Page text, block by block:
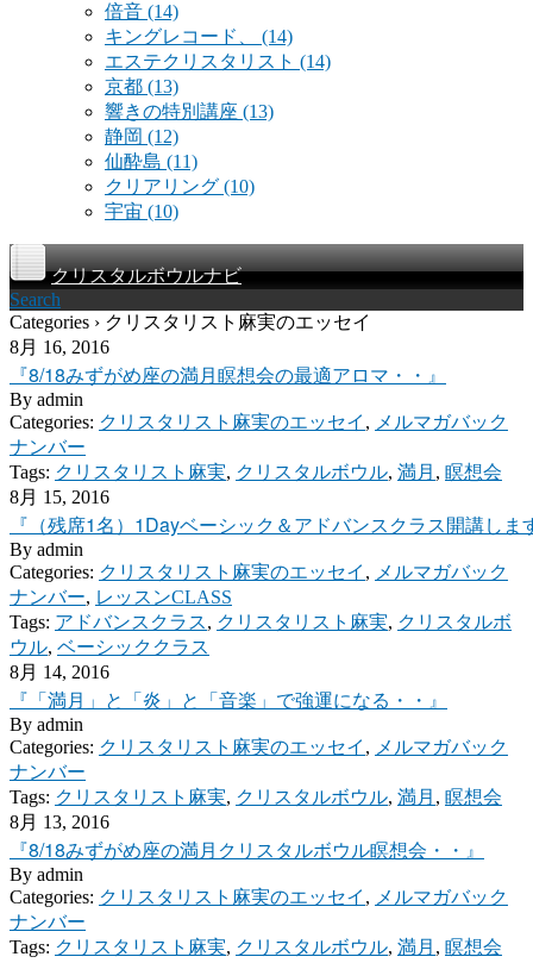
倍音 (14)
キングレコード、 (14)
エステクリスタリスト (14)
京都 (13)
響きの特別講座 (13)
静岡 (12)
仙酔島 (11)
クリアリング (10)
宇宙 (10)
クリスタルボウルナビ
Search
Categories › クリスタリスト麻実のエッセイ
8月 16, 2016
『8/18みずがめ座の満月瞑想会の最適アロマ・・』
By admin
Categories: クリスタリスト麻実のエッセイ , メルマガバック
ナンバー
Tags: クリスタリスト麻実, クリスタルボウル, 満月 , 瞑想会
8月 15, 2016
『（残席1名）1Dayベーシック＆アドバンスクラス開講しま
By admin
Categories: クリスタリスト麻実のエッセイ , メルマガバック
ナンバー, レッスンCLASS
Tags: アドバンスクラス, クリスタリスト麻実, クリスタルボ
ウル, ベーシッククラス
8月 14, 2016
『「満月」と「炎」と「音楽」で強運になる・・』
By admin
Categories: クリスタリスト麻実のエッセイ , メルマガバック
ナンバー
Tags: クリスタリスト麻実, クリスタルボウル, 満月 , 瞑想会
8月 13, 2016
『8/18みずがめ座の満月クリスタルボウル瞑想会・・』
By admin
Categories: クリスタリスト麻実のエッセイ , メルマガバック
ナンバー
Tags: クリスタリスト麻実, クリスタルボウル, 満月 , 瞑想会